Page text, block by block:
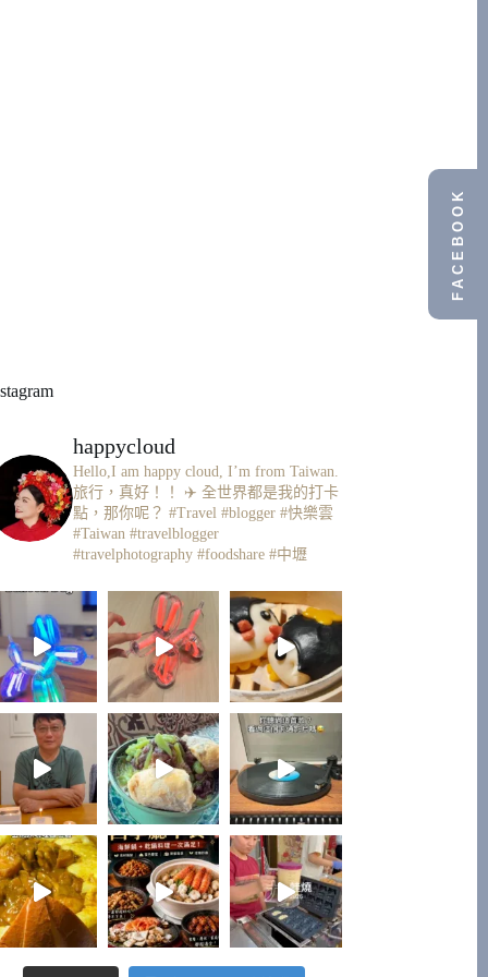
happycloud
Hello,I am happy cloud, I’m from Taiwan.
旅行，真好！！ ✈️ 全世界都是我的打卡
點，那你呢？ #Travel #blogger #快樂雲
#Taiwan #travelblogger
#travelphotography #foodshare #中壢
FACEBOOK